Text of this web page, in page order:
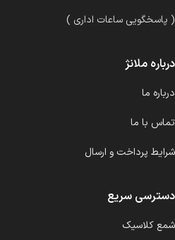
( پاسخگویی ساعات اداری )
درباره ملانژ
درباره ما
تماس با ما
شرایط پرداخت و ارسال
دسترسی سریع
شمع کلاسیک